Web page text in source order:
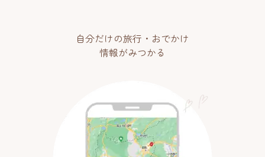
自分だけの旅行・おでかけ
情報がみつかる